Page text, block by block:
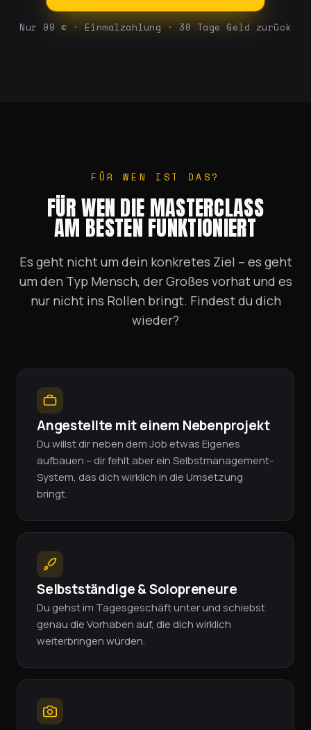
Nur 99 € · Einmalzahlung · 30 Tage Geld zurück
FÜR WEN IST DAS?
FÜR WEN DIE MASTERCLASS
AM BESTEN FUNKTIONIERT
Es geht nicht um dein konkretes Ziel – es geht
um den Typ Mensch, der Großes vorhat und es
nur nicht ins Rollen bringt. Findest du dich
wieder?
Angestellte mit einem Nebenprojekt
Du willst dir neben dem Job etwas Eigenes
aufbauen – dir fehlt aber ein Selbstmanagement-
System, das dich wirklich in die Umsetzung
bringt.
Selbstständige & Solopreneure
Du gehst im Tagesgeschäft unter und schiebst
genau die Vorhaben auf, die dich wirklich
weiterbringen würden.